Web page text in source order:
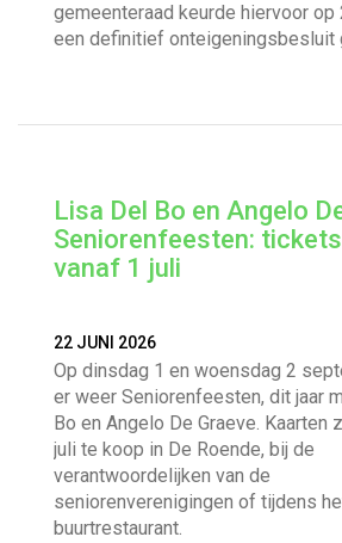
gemeenteraad keurde hiervoor op
een definitief onteigeningsbesluit
Lisa Del Bo en Angelo
Seniorenfeesten:
vanaf 1 juli
22 JUNI 2026
Op dinsdag 1 en woensdag 2
er weer Seniorenfeesten, dit jaar
Bo en Angelo De Graeve. Kaarten
juli te koop in De Roende, bij de
verantwoordelijken van de
seniorenverenigingen of tijdens
buurtrestaurant.